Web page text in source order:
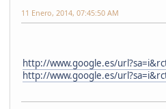
11 Enero, 2014, 07:45:50 AM
http://www.google.es/
http://www.google.es/